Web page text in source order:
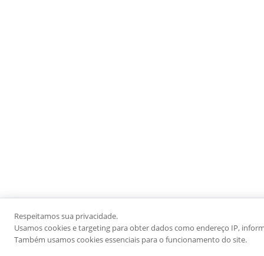
Respeitamos sua privacidade.
Usamos cookies e targeting para obter dados como endereço IP,
Também usamos cookies essenciais para o funcionamento do site.